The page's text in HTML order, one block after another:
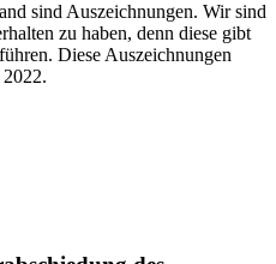
sind Auszeichnungen. Wir sind
zu haben, denn diese gibt
Diese Auszeichnungen